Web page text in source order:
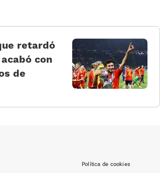
retardó
con
de
Política de cookies